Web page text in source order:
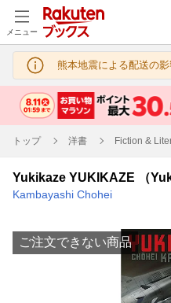
メニュー
熊本地震による配送の
トップ 洋書 Fiction &
Yukikaze YUKIKAZE （
Kambayashi Chohei
ご注文できない商品